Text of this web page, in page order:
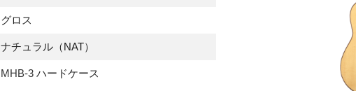
グロス
ナチュラル（NAT）
MHB-3ハードケース